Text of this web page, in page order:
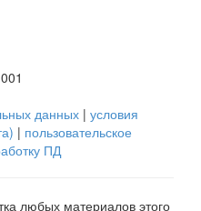
данных | условия
| пользовательское
ПД
любых материалов этого